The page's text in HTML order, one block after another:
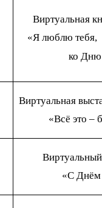
Виртуальная
«Я люблю тебя,
ко
Виртуальная
«Всё это –
«С Днём